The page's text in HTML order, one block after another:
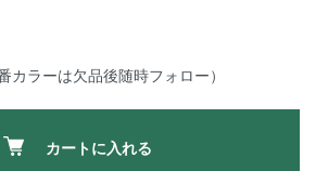
カラーは欠品後随時フォロー）
カートに入れる